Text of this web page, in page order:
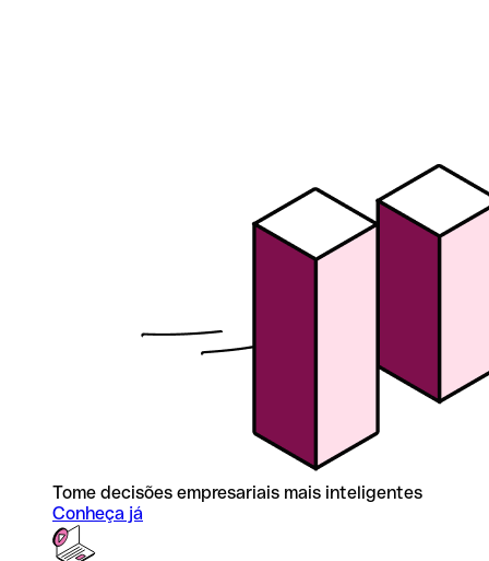
Tome decisões empresariais mais inteligentes
Conheça já